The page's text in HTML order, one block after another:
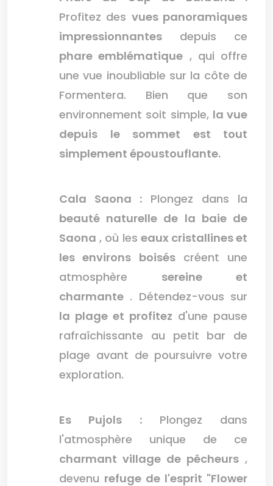
Profitez des vues panoramiques
impressionnantes depuis ce
phare emblématique , qui offre
une vue inoubliable sur la côte de
Formentera. Bien que son
environnement soit simple, la vue
depuis le sommet est tout
simplement époustouflante.
Cala Saona : Plongez dans la
beauté naturelle de la baie de
Saona , où les eaux cristallines et
les environs boiséscréent une
atmosphère sereine et
charmante . Détendez-vous sur
la plage et profitez d'une pause
rafraîchissante au petit bar de
plage avant de poursuivre votre
exploration.
Es Pujols :Plongez dans
l'atmosphère unique de ce
charmant village de pêcheurs ,
devenu refuge de l'esprit "Flower